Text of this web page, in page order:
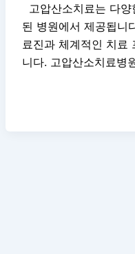
고압산소치료는 다
된 병원에서 제공됩니
료진과 체계적인 치료
니다. 고압산소치료병